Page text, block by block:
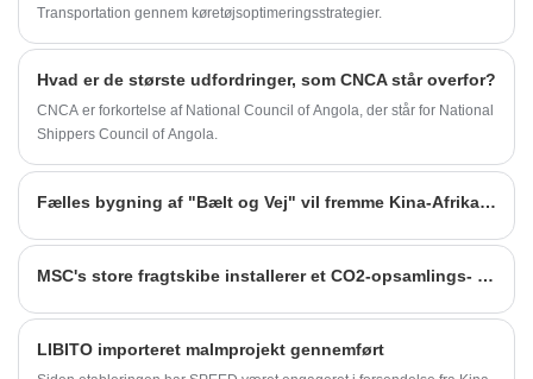
Transportation gennem køretøjsoptimeringsstrategier.
Hvad er de største udfordringer, som CNCA står overfor?
CNCA er forkortelse af National Council of Angola, der står for National
Shippers Council of Angola.
Fælles bygning af "Bælt og Vej" vil fremme Kina-Afrika økonomisk og handelsmæssigt samarbejde og åbne op for nyt rum
MSC's store fragtskibe installerer et CO2-opsamlings- og udnyttelsessystem
LIBITO importeret malmprojekt gennemført